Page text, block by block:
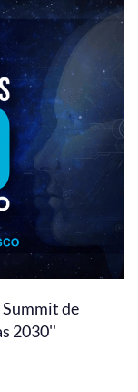
Summit de
2030''